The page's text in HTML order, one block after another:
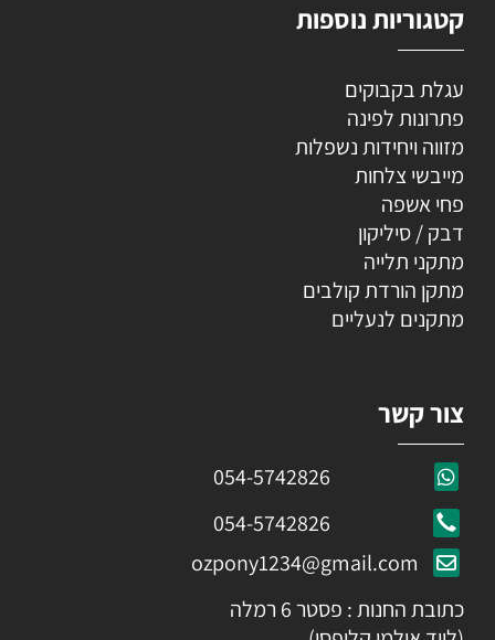
קטגוריות נוספות
עגלת בקבוקים
פתרונות לפינה
מזווה ויחידות נשפלות
מייבשי צלחות
פחי אשפה
דבק / סיליקון
מתקני תלייה
מתקן הורדת קולבים
מתקנים לנעליים
צור קשר
054-5742826
054-5742826
ozpony1234@gmail.com
כתובת החנות : פסטר 6 רמלה